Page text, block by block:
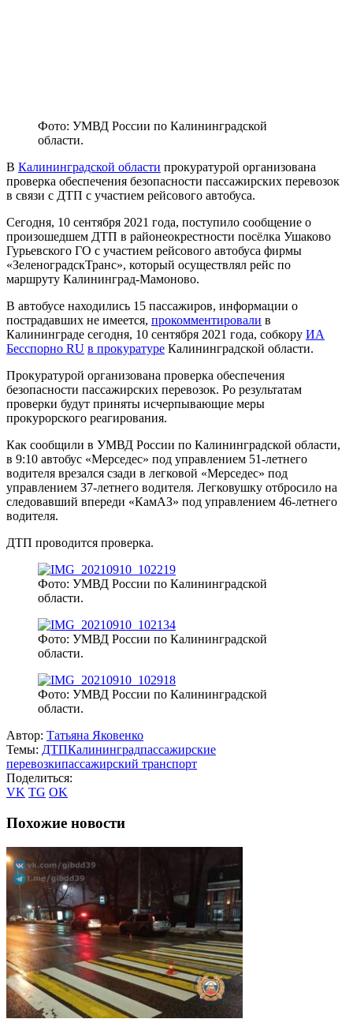
Фото: УМВД России по Калининградской
области.
В Калининградской области прокуратурой организована
проверка обеспечения безопасности пассажирских перевозок
в связи с ДТП с участием рейсового автобуса.
Сегодня, 10 сентября 2021 года, поступило сообщение о
произошедшем ДТП в районеокрестности посёлка Ушаково
Гурьевского ГО с участием рейсового автобуса фирмы
«ЗеленоградскТранс», который осуществлял рейс по
маршруту Калининград-Мамоново.
В автобусе находились 15 пассажиров, информации о
пострадавших не имеется, прокомментировали в
Калининграде сегодня, 10 сентября 2021 года, собкору ИА
Бесспорно RU в прокуратуре Калининградской области.
Прокуратурой организована проверка обеспечения
безопасности пассажирских перевозок. Ро результатам
проверки будут приняты исчерпывающие меры
прокурорского реагирования.
Как сообщили в УМВД России по Калининградской области,
в 9:10 автобус «Мерседес» под управлением 51-летнего
водителя врезался сзади в легковой «Мерседес» под
управлением 37-летнего водителя. Легковушку отбросило на
следовавший впереди «КамАЗ» под управлением 46-летнего
водителя.
ДТП проводится проверка.
Фото: УМВД России по Калининградской
области.
Фото: УМВД России по Калининградской
области.
Фото: УМВД России по Калининградской
области.
Автор: Татьяна Яковенко
Темы: ДТПКалининградпассажирские
перевозкипассажирский транспорт
Поделиться:
VK TG OK
Похожие новости